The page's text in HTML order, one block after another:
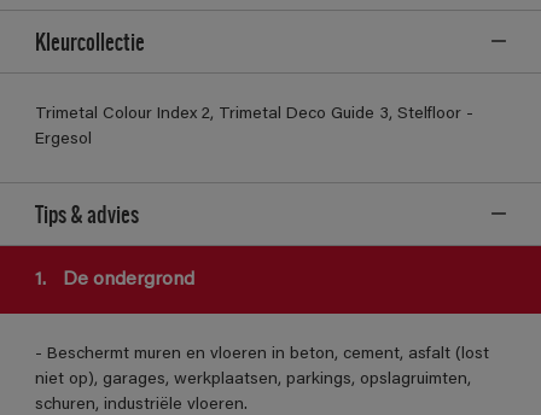
Kleurcollectie
Trimetal Colour Index 2, Trimetal Deco Guide 3, Stelfloor -
Ergesol
Tips & advies
1. De ondergrond
- Beschermt muren en vloeren in beton, cement, asfalt (lost
niet op), garages, werkplaatsen, parkings, opslagruimten,
schuren, industriële vloeren.